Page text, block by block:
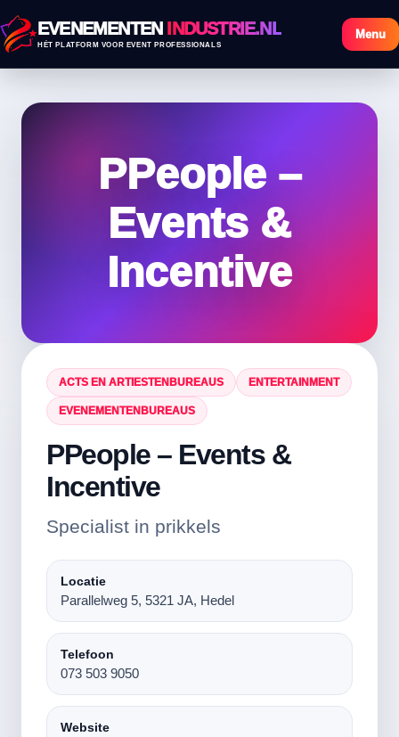
EVENEMENTEN INDUSTRIE.NL
HÉT PLATFORM VOOR EVENT PROFESSIONALS
Menu
PPeople –
Events &
Incentive
ACTS EN ARTIESTENBUREAUS ENTERTAINMENT
EVENEMENTENBUREAUS
PPeople – Events &
Incentive
Specialist in prikkels
Locatie
Parallelweg 5, 5321 JA, Hedel
Telefoon
073 503 9050
Website